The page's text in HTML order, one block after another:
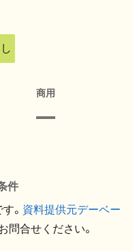
商用
件
。 資料提供元デーベー
問合せください。